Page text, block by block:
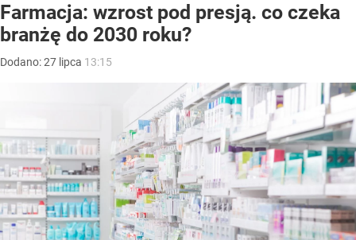
Farmacja: wzrost pod presją. co czeka
branżę do 2030 roku?
Dodano:27 lipca 13:15